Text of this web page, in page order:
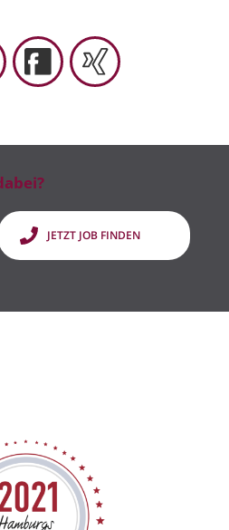
JETZT JOB FINDEN